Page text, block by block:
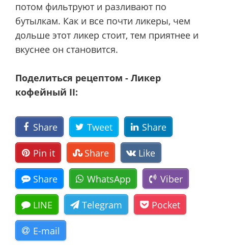
потом фильтруют и разливают по
бутылкам. Как и все почти ликеры, чем
дольше этот ликер стоит, тем приятнее и
вкуснее он становится.
Поделиться рецептом - Ликер
кофейный II:
Share Tweet Share
Pin it Share Like
Share WhatsApp Viber
LINE Telegram Pocket
E-mail